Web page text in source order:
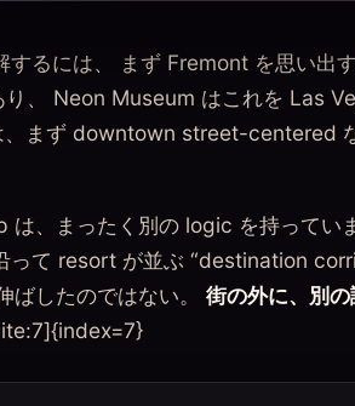
するには、 まず Fremont を思い
、 Neon Museum はこれを Las
、まず downtown street-centered
は、まったく別の logic を持ってい
て resort が並ぶ “destination
ばしたのではない。 街の外に、別